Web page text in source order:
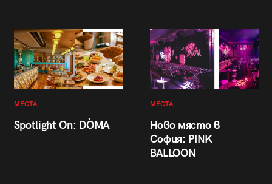
МЕСТА
Spotlight On: DÒMA
МЕСТА
Ново място в
София: PINK
BALLOON